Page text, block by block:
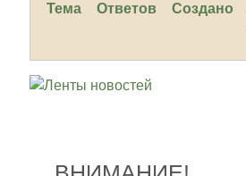
Тема Ответов Создано